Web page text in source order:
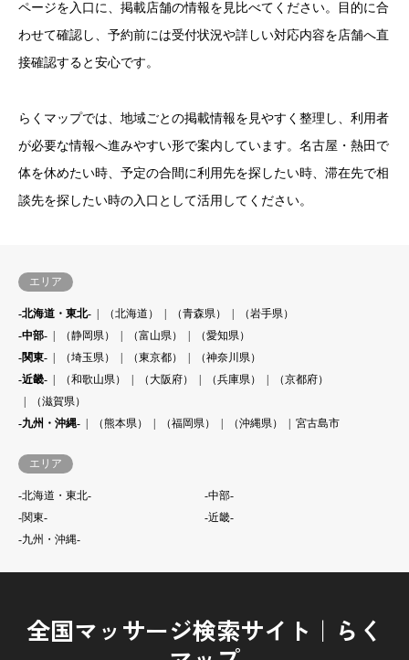
ページを入口に、掲載店舗の情報を見比べてください。目的に合
わせて確認し、予約前には受付状況や詳しい対応内容を店舗へ直
接確認すると安心です。
らくマップでは、地域ごとの掲載情報を見やすく整理し、利用者
が必要な情報へ進みやすい形で案内しています。名古屋・熱田で
体を休めたい時、予定の合間に利用先を探したい時、滞在先で相
談先を探したい時の入口として活用してください。
エリア
-北海道・東北- （北海道） （青森県）
（岩手県）
-中部-
（静岡県） （富山県）
（愛知県）
-関東-
（埼玉県） （東京都）
（神奈川県）
-近畿-
（和歌山県） （大阪府） （兵庫県）
（京都府）
（滋賀県）
-九州・沖縄-
（熊本県） （福岡県） （沖縄県） 宮古島市
エリア
-北海道・東北-
-中部-
-関東-
-近畿-
-九州・沖縄-
全国マッサージ検索サイト｜らく